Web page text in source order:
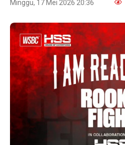
Minggu, 17 Mei 2026 20:36